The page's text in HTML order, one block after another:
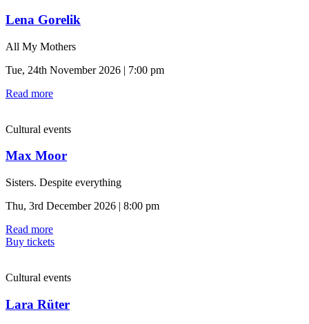
Lena Gorelik
All My Mothers
Tue, 24th November 2026 | 7:00 pm
Read more
Cultural events
Max Moor
Sisters. Despite everything
Thu, 3rd December 2026 | 8:00 pm
Read more
Buy tickets
Cultural events
Lara Rüter